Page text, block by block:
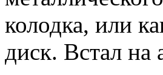
колодка, или
диск. Встал на